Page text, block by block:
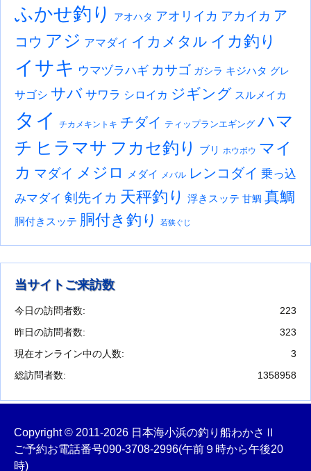
ふかせ釣り アオハタ アオリイカ アカイカ ア
コウ アジ アマダイ イカメタル イカ釣り
イサキ ウマヅラハギ カサゴ ガシラ キジハタ グレ
サゴシ サバ サワラ シロイカ ジギング スルメイカ
タイ チカメキントキ チダイ ティップランエギング ハマ
チ ヒラマサ フカセ釣り ブリ ホウボウ マイ
カ マダイ メジロ メダイ メバル レンコダイ 乗っ込
みマダイ 剣先イカ 天秤釣り 浮きスッテ 甘鯛 真鯛
胴付きスッテ 胴付き釣り 若狭ぐじ
当サイトご来訪数
223
今日の訪問者数:
323
昨日の訪問者数:
3
現在オンライン中の人数:
1358958
総訪問者数:
Copyright © 2011-2026 日本海小浜の釣り船わかさⅡ
ご予約お電話番号090-3708-2996(午前９時から午後20
時)